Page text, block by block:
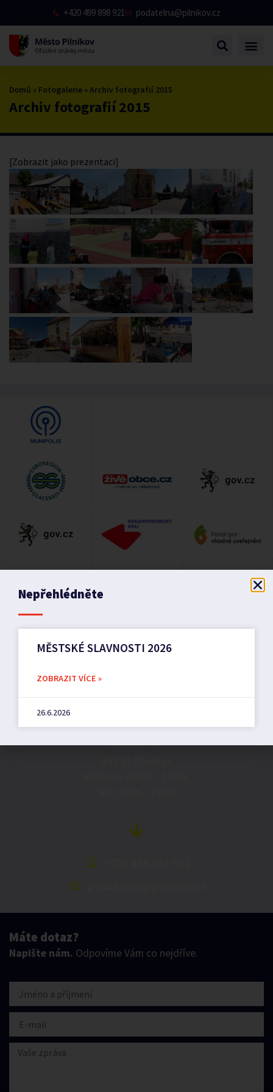
+420 499 898 921 podatelna@pilnikov.cz
Archiv fotografií 2015
Domů » Fotogalerie » Archiv fotografií 2015
[Zobrazit jako prezentaci]
Náměstí 36,
Máte dotaz?
Napište nám. Odpovíme Vám co nejdříve.
Nepřehlédněte
MĚSTSKÉ SLAVNOSTI 2026
ZOBRAZIT VÍCE »
26.6.2026